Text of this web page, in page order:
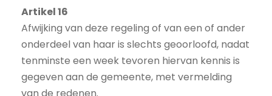
Artikel 16
Afwijking van deze regeling of van een of ander
onderdeel van haar is slechts geoorloofd, nadat
tenminste een week tevoren hiervan kennis is
gegeven aan de gemeente, met vermelding
van de redenen.